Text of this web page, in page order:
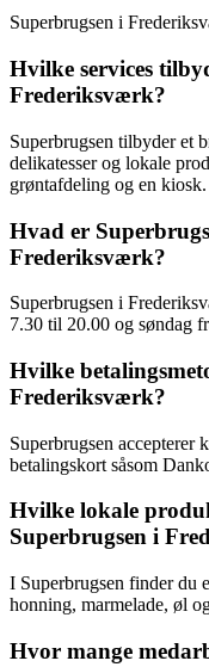
Superbrugsen i
Hvilke services
Frederiksværk?
Superbrugsen tilbyder et
delikatesser og lokale
grøntafdeling og en kiosk.
Hvad er
Frederiksværk?
Superbrugsen i
7.30 til 20.00 og søndag
Hvilke
Frederiksværk?
Superbrugsen accepterer
betalingskort såsom
Hvilke lokale
Superbrugsen i
I Superbrugsen finder du
honning, marmelade, øl
Hvor mange